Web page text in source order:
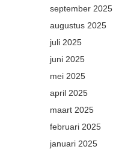
september 2025
augustus 2025
juli 2025
juni 2025
mei 2025
april 2025
maart 2025
februari 2025
januari 2025